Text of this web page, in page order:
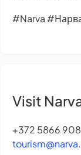
#Narva
Visit
+372 5866